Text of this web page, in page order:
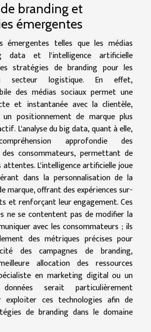
branding et
émergentes
émergentes telles que les médias
data et l'intelligence artificielle
stratégies de branding pour les
secteur logistique. En effet,
des médias sociaux permet une
et instantanée avec la clientèle,
positionnement de marque plus
L'analyse du big data, quant à elle,
approfondie des
consommateurs, permettant de
attentes. L'intelligence artificielle joue
dans la personnalisation de la
marque, offrant des expériences sur-
et renforçant leur engagement. Ces
ne se contentent pas de modifier la
avec les consommateurs ; ils
des métriques précises pour
des campagnes de branding,
allocation des ressources
en marketing digital ou un
serait particulièrement
exploiter ces technologies afin de
de branding dans le domaine